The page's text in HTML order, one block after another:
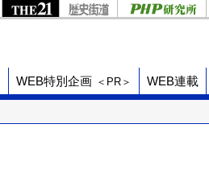
WEB特別企画 ＜PR＞ WEB連載